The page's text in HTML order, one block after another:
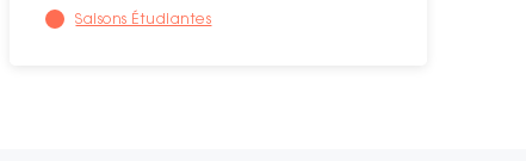
Saisons Étudiantes